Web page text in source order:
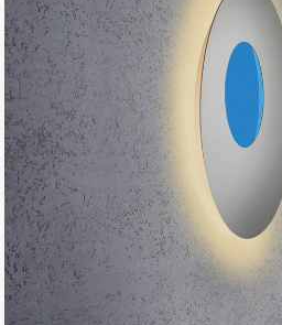
de
afbeeldingen-
gallerij